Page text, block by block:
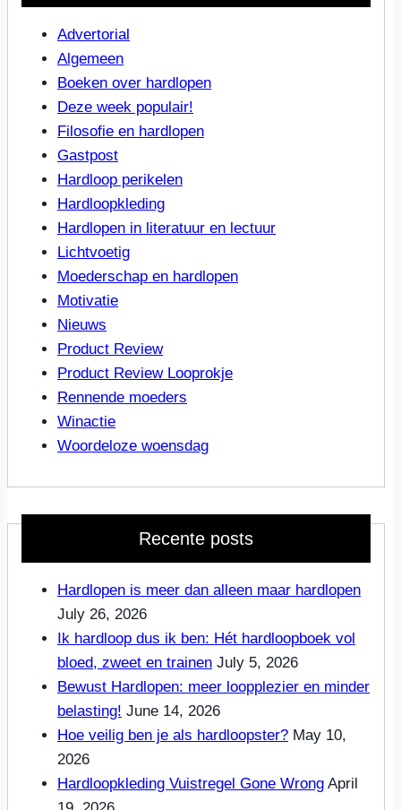
Advertorial
Algemeen
Boeken over hardlopen
Deze week populair!
Filosofie en hardlopen
Gastpost
Hardloop perikelen
Hardloopkleding
Hardlopen in literatuur en lectuur
Lichtvoetig
Moederschap en hardlopen
Motivatie
Nieuws
Product Review
Product Review Looprokje
Rennende moeders
Winactie
Woordeloze woensdag
Recente posts
Hardlopen is meer dan alleen maar hardlopen
July 26, 2026
Ik hardloop dus ik ben: Hét hardloopboek vol
bloed, zweet en trainen July 5, 2026
Bewust Hardlopen: meer loopplezier en minder
belasting! June 14, 2026
Hoe veilig ben je als hardloopster? May 10,
2026
Hardloopkleding Vuistregel Gone Wrong April